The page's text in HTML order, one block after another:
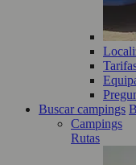
Buscar campings
Campings
Rutas